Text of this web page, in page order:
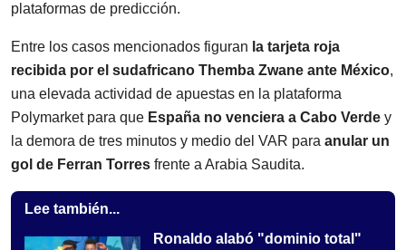
plataformas de predicción.
Entre los casos mencionados figuran la tarjeta roja
recibida por el sudafricano Themba Zwane ante México,
una elevada actividad de apuestas en la plataforma
Polymarket para que España no venciera a Cabo Verde y
la demora de tres minutos y medio del VAR para anular un
gol de Ferran Torres frente a Arabia Saudita.
Lee también...
Ronaldo alabó "dominio total"